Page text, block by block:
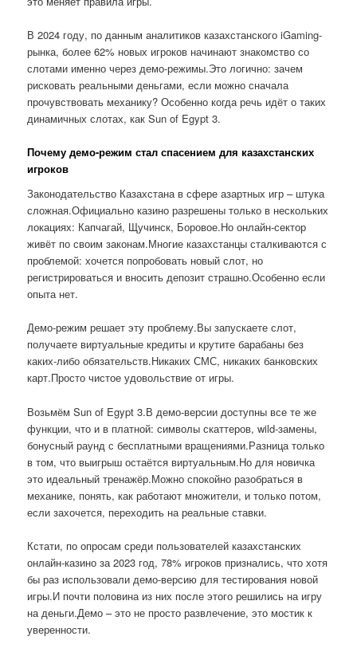
В 2024 году, по данным аналитиков казахстанского iGaming-
рынка, более 62% новых игроков начинают знакомство со
слотами именно через демо-режимы.Это логично: зачем
рисковать реальными деньгами, если можно сначала
прочувствовать механику? Особенно когда речь идёт о таких
динамичных слотах, как Sun of Egypt 3.
Почему демо-режим стал спасением для казахстанских
игроков
Законодательство Казахстана в сфере азартных игр – штука
сложная.Официально казино разрешены только в нескольких
локациях: Капчагай, Щучинск, Боровое.Но онлайн-сектор
живёт по своим законам.Многие казахстанцы сталкиваются с
проблемой: хочется попробовать новый слот, но
регистрироваться и вносить депозит страшно.Особенно если
опыта нет.
Демо-режим решает эту проблему.Вы запускаете слот,
получаете виртуальные кредиты и крутите барабаны без
каких-либо обязательств.Никаких СМС, никаких банковских
карт.Просто чистое удовольствие от игры.
Возьмём Sun of Egypt 3.В демо-версии доступны все те же
функции, что и в платной: символы скаттеров, wild-замены,
бонусный раунд с бесплатными вращениями.Разница только
в том, что выигрыш остаётся виртуальным.Но для новичка
это идеальный тренажёр.Можно спокойно разобраться в
механике, понять, как работают множители, и только потом,
если захочется, переходить на реальные ставки.
Кстати, по опросам среди пользователей казахстанских
онлайн-казино за 2023 год, 78% игроков признались, что хотя
бы раз использовали демо-версию для тестирования новой
игры.И почти половина из них после этого решились на игру
на деньги.Демо – это не просто развлечение, это мостик к
уверенности.